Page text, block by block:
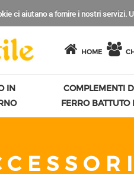
ci aiutano a fornire i nostri servizi.
HOME
IN
COMPLEMENTI
FERRO BATTUTO